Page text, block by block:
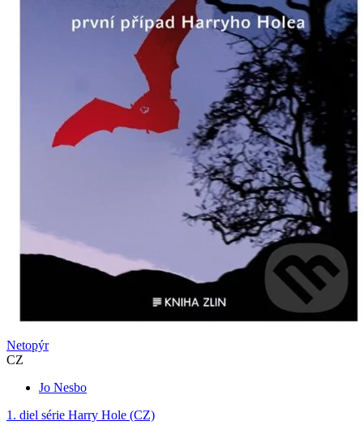
Netopýr
CZ
Jo Nesbo
1. diel série Harry Hole (CZ)